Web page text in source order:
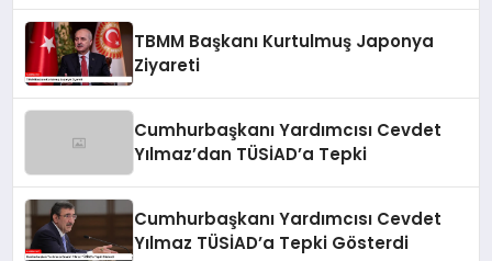
TBMM Başkanı Kurtulmuş Japonya
Ziyareti
Cumhurbaşkanı Yardımcısı Cevdet
Yılmaz’dan TÜSİAD’a Tepki
Cumhurbaşkanı Yardımcısı Cevdet
Yılmaz TÜSİAD’a Tepki Gösterdi